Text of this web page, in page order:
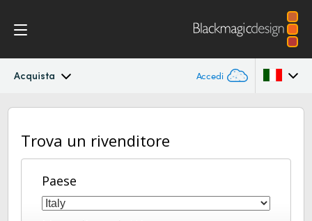
Acquista Accedi
Teranex Standards Converters
Flusso di lavoro
Conversioni
Australia
Brazil
Trova un rivenditore
Paese